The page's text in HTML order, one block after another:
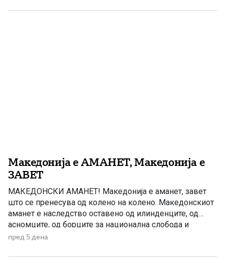
верата и народноста. Крушевскиот манифест Браќа
Македонија е АМАНЕТ, Македонија е
ЗАВЕТ
МАКЕДОНСКИ АМАНЕТ! Македонија е аманет, завет
што се пренесува од колено на колено. Македонскиот
аманет е наследство оставено од илинденците, од
асномците, од борците за национална слобода и
државност, од сите оние што верувале дека
достоинствена и своја. Да се биде чувар на
пред 5 дена